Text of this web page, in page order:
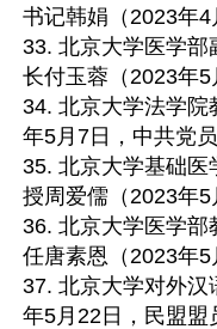
书记韩娟（2023年4
33. 北京大学医学部
长付玉蓉（2023年5
34. 北京大学法学院
年5月7日，中共党员
35. 北京大学基础医
授周爱儒（2023年5
36. 北京大学医学部
任唐素恩（2023年5
37. 北京大学对外汉
年5月22日，民盟盟